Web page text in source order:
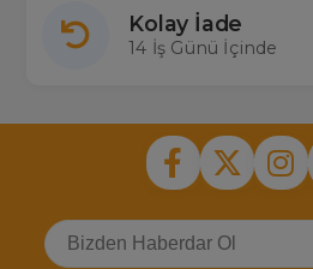
Kolay İade
14 İş Günü İçinde